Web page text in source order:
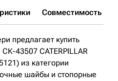
Совместимость
предлагает купить
43507 CATERPILLAR
из категории
шайбы и стопорные